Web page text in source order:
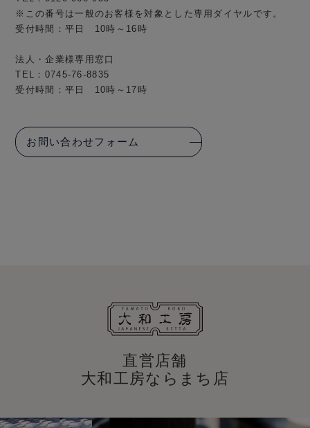
※この番号は一般のお客様を対象とした専用ダイヤルです。
受付時間：平日 10時～16時
法人・企業様専用窓口
TEL：0745-76-8835
受付時間：平日 10時～17時
お問い合わせフォーム
直営店舗
大和工房ならまち店